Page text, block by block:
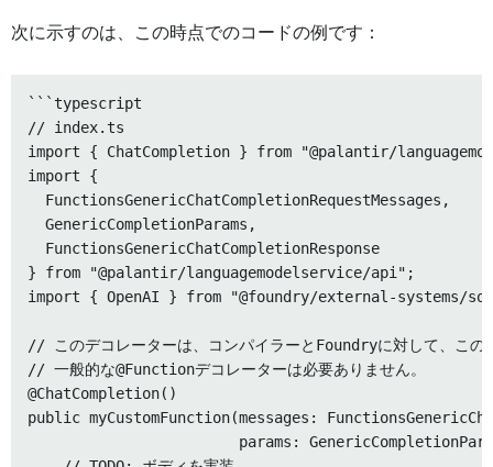
次に示すのは、この時点でのコードの例です：
```typescript
// index.ts
import { ChatCompletion } from "@palantir/
import {
  FunctionsGenericChatCompletionRequestMessages,
  GenericCompletionParams,
  FunctionsGenericChatCompletionResponse
} from "@palantir/languagemodelservice/api";
import { OpenAI } from "@foundry/external-systems/
// このデコレーターは、コンパイラーとFoundryに対して、こ
// 一般的な@Functionデコレーターは必要ありません。
@ChatCompletion()
public myCustomFunction(messages:
params: